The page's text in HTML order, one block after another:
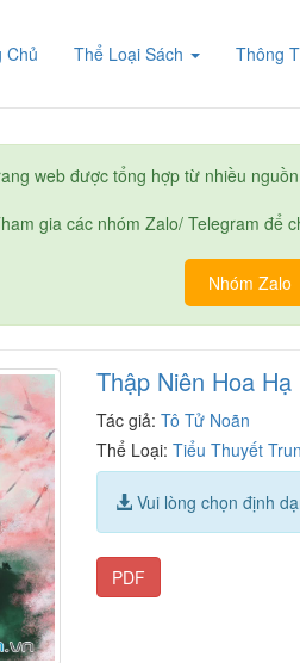
Chủ (current)Thể Loại Sách Thông
web được tổng hợp từ nhiều
gia các nhóm Zalo/ Telegram để
Nhóm Zalo
Thập Niên Hoa Hạ
Tác giả:Tô Tử Noãn
Thể Loại:Tiểu Thuyết
Vui lòng chọn định
PDF